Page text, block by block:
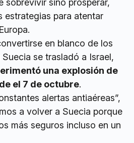
sobrevivir sino prosperar,
estrategias para atentar
en blanco de los
se trasladó a Israel,
una explosión de
el 7 de octubre.
alertas antiaéreas”,
a volver a Suecia porque
más seguros incluso en un